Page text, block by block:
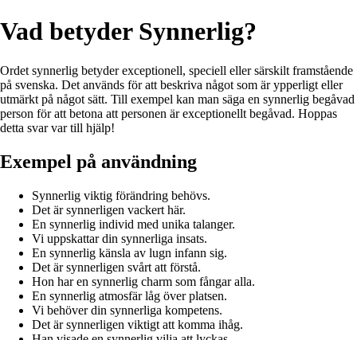
Vad betyder Synnerlig?
Ordet synnerlig betyder exceptionell, speciell eller särskilt framstående
på svenska. Det används för att beskriva något som är ypperligt eller
utmärkt på något sätt. Till exempel kan man säga en synnerlig begåvad
person för att betona att personen är exceptionellt begåvad. Hoppas
detta svar var till hjälp!
Exempel på användning
Synnerlig viktig förändring behövs.
Det är synnerligen vackert här.
En synnerlig individ med unika talanger.
Vi uppskattar din synnerliga insats.
En synnerlig känsla av lugn infann sig.
Det är synnerligen svårt att förstå.
Hon har en synnerlig charm som fångar alla.
En synnerlig atmosfär låg över platsen.
Vi behöver din synnerliga kompetens.
Det är synnerligen viktigt att komma ihåg.